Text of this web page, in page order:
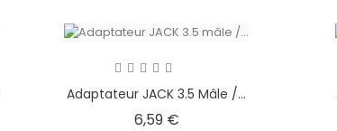
Adaptateur JACK 3.5 Mâle /...
6,59 €Prix